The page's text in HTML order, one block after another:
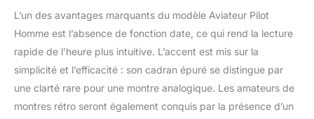
quartz MecaQuartz VH31
316L, diam. 38 mm (avec
couronne 40), couronne
à vis Cadran : crème,
chiffres et index vintage
Luminova Bracelet /
L’un des avantages marquants du modèle Aviateur Pilot
Homme est l’absence de fonction date, ce qui rend la lecture
rapide de l’heure plus intuitive. L’accent est mis sur la
simplicité et l’efficacité : son cadran épuré se distingue par
une clarté rare pour une montre analogique. Les amateurs de
montres rétro seront également conquis par la présence d’un